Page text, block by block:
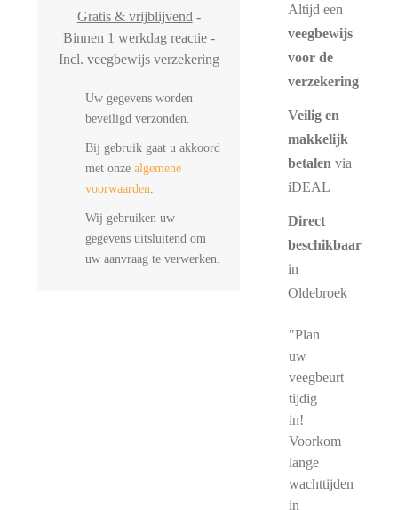
Gratis & vrijblijvend -
Binnen 1 werkdag reactie -
Incl. veegbewijs verzekering
Uw gegevens worden
beveiligd verzonden.
Bij gebruik gaat u akkoord
met onze algemene
voorwaarden.
Wij gebruiken uw
gegevens uitsluitend om
uw aanvraag te verwerken.
Altijd een
veegbewijs
voor de
verzekering
Veilig en
makkelijk
betalen via
iDEAL
Direct
beschikbaar
in
Oldebroek
"Plan
uw
veegbeurt
tijdig
in!
Voorkom
lange
wachttijden
in